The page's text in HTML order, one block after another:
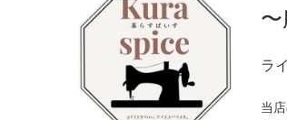
ラ
当